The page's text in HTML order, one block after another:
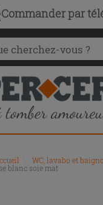
Commander par
WC, lavabo et
blanc soie mat